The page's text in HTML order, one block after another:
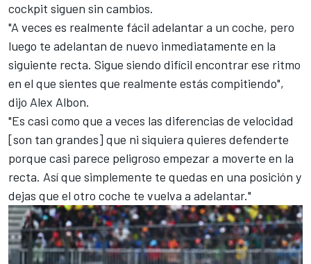
cockpit siguen sin cambios.
"A veces es realmente fácil adelantar a un coche, pero
luego te adelantan de nuevo inmediatamente en la
siguiente recta. Sigue siendo difícil encontrar ese ritmo
en el que sientes que realmente estás compitiendo",
dijo Alex Albon.
"Es casi como que a veces las diferencias de velocidad
[son tan grandes] que ni siquiera quieres defenderte
porque casi parece peligroso empezar a moverte en la
recta. Así que simplemente te quedas en una posición y
dejas que el otro coche te vuelva a adelantar."